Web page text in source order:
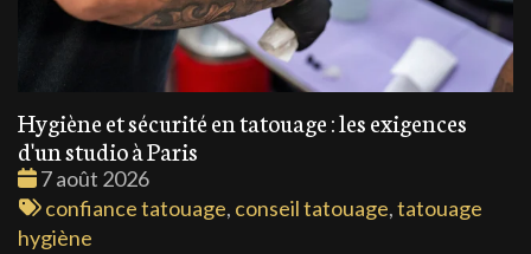
Hygiène et sécurité en tatouage : les exigences
d'un studio à Paris
Date
:
7 août 2026
Tags
:
confiance tatouage, conseil tatouage,tatouage
hygiène